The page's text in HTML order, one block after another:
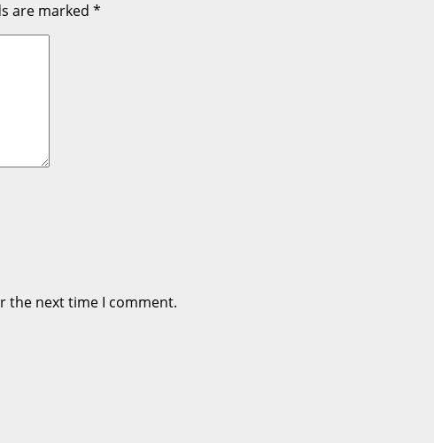
are marked *
the next time I comment.